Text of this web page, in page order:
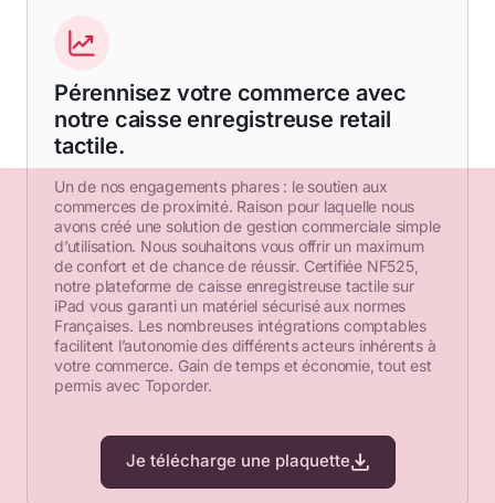
Pérennisez votre commerce avec
notre caisse enregistreuse retail
tactile.
Un de nos engagements phares : le soutien aux
commerces de proximité. Raison pour laquelle nous
avons créé une solution de gestion commerciale simple
d’utilisation. Nous souhaitons vous offrir un maximum
de confort et de chance de réussir. Certifiée NF525,
notre plateforme de caisse enregistreuse tactile sur
iPad vous garanti un matériel sécurisé aux normes
Françaises. Les nombreuses intégrations comptables
facilitent l’autonomie des différents acteurs inhérents à
votre commerce. Gain de temps et économie, tout est
permis avec Toporder.
Je télécharge une plaquette